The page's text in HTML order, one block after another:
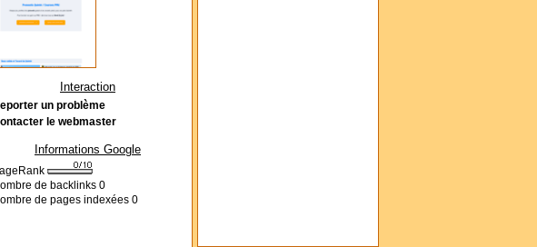
Interaction
un problème
le webmaster
Informations Google
de backlinks 0
de pages indexées 0